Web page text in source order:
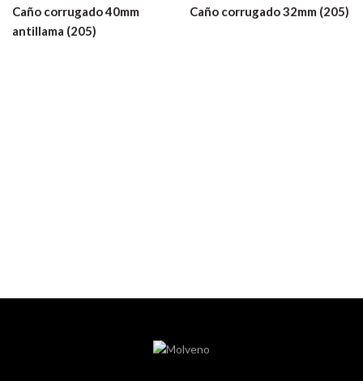
Caño corrugado 40mm
antillama (205)
Caño corrugado 32mm (205)